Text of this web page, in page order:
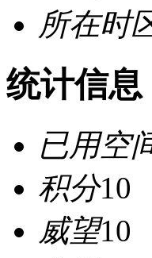
所在时
统计信息
已用空
积分10
威望10